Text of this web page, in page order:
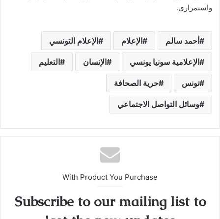
واستمراري.
أحمد سالم الإعلام الإعلام التونسي
الإعلامية سونيا يونسي الإنسان التعليم
تونس حرية الصحافة
وسائل التواصل الاجتماعي
With Product You Purchase
Subscribe to our mailing list to